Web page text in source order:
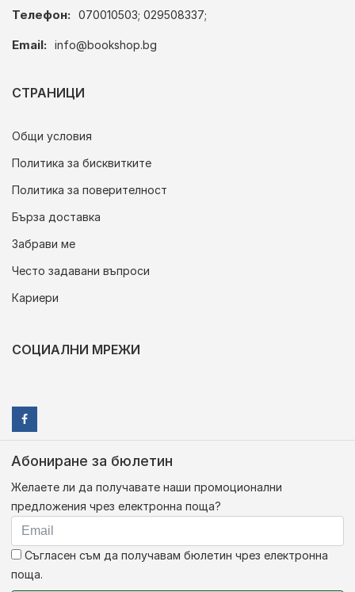
Телефон: 070010503; 029508337;
Email: info@bookshop.bg
СТРАНИЦИ
Общи условия
Политика за бисквитките
Политика за поверителност
Бърза доставка
Забрави ме
Често задавани въпроси
Кариери
СОЦИАЛНИ МРЕЖИ
Абониране за бюлетин
Желаете ли да получавате наши промоционални
предложения чрез електронна поща?
Съгласен съм да получавам бюлетин чрез електронна
поща.